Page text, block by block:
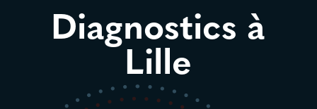
Diagnostics à
Lille